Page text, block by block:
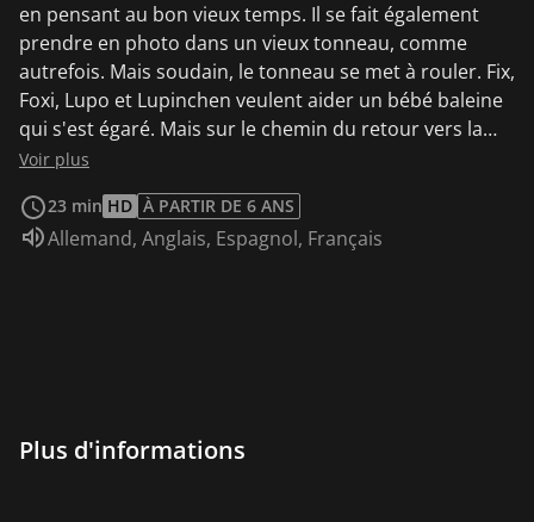
en pensant au bon vieux temps. Il se fait également
prendre en photo dans un vieux tonneau, comme
autrefois. Mais soudain, le tonneau se met à rouler. Fix,
Foxi, Lupo et Lupinchen veulent aider un bébé baleine
qui s'est égaré. Mais sur le chemin du retour vers la
mer, la baleine tombe dans les filets d'un directeur de
une opération de libération. Fix, Foxi, Lupo et Lupinette
accompagnent le professeur Knox lors d'une
mascotte, un iguane dégoûtant, de l'école. De retour à
Voir plus
23 min HD À PARTIR DE 6 ANS
Audio :
Allemand, Anglais, Espagnol, Français
Plus d'informations